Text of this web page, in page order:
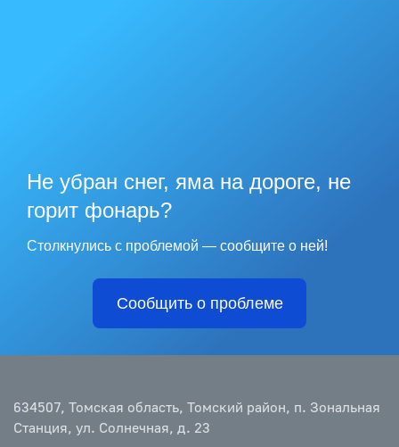
Не убран снег, яма на дороге, не
горит фонарь?
Столкнулись с проблемой — сообщите о ней!
Сообщить о проблеме
634507, Томская область, Томский район, п. Зональная
Станция, ул. Солнечная, д. 23